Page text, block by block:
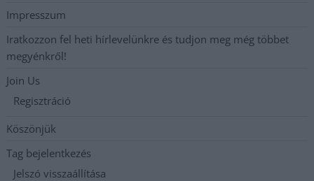
Impresszum
Iratkozzon fel heti hírlevelünkre és tudjon meg még többet
megyénkről!
Join Us
Regisztráció
Köszönjük
Tag bejelentkezés
Jelszó visszaállítása